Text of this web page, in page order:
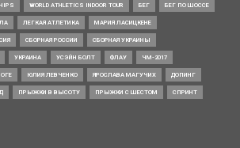
WORLD ATHLETICS INDOOR TOUR БЕГ БЕГ ПО ШОССЕ
ЛЕГКАЯ АТЛЕТИКА МАРИЯ ЛАСИЦКЕНЕ
СБОРНАЯ РОССИИ СБОРНАЯ УКРАИНЫ
УКРАИНА УСЭЙН БОЛТ ФЛАУ ЧМ-2017
ЮЛИЯ ЛЕВЧЕНКО ЯРОСЛАВА МАГУЧИХ ДОПИНГ
ПРЫЖКИ В ВЫСОТУ ПРЫЖКИ С ШЕСТОМ СПРИНТ